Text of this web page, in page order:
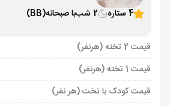
4 ستاره
2 شب با صبحانه(BB)
قیمت 2 تخته (هرنفر)
قیمت 1 تخته (هرنفر)
قیمت کودک با تخت (هر نفر)